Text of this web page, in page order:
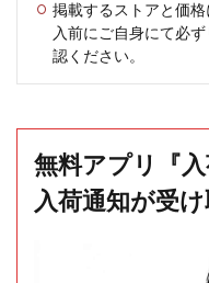
掲載するストアと価
入前にご自身にて必
認ください。
無料アプリ『
入荷通知が受け